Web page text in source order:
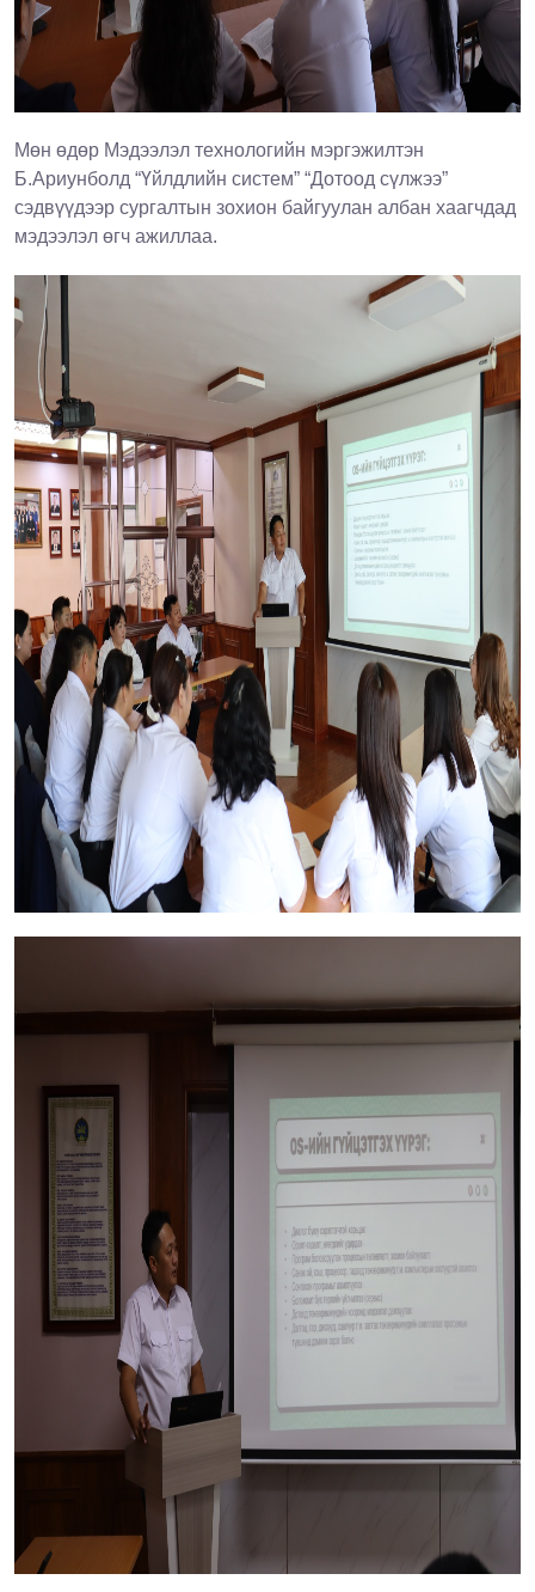
Мөн өдөр Мэдээлэл технологийн мэргэжилтэн
Б.Ариунболд “Үйлдлийн систем” “Дотоод сүлжээ”
сэдвүүдээр сургалтын зохион байгуулан албан хаагчдад
мэдээлэл өгч ажиллаа.